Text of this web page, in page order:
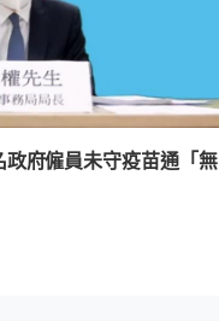
府僱員未守疫苗通「無